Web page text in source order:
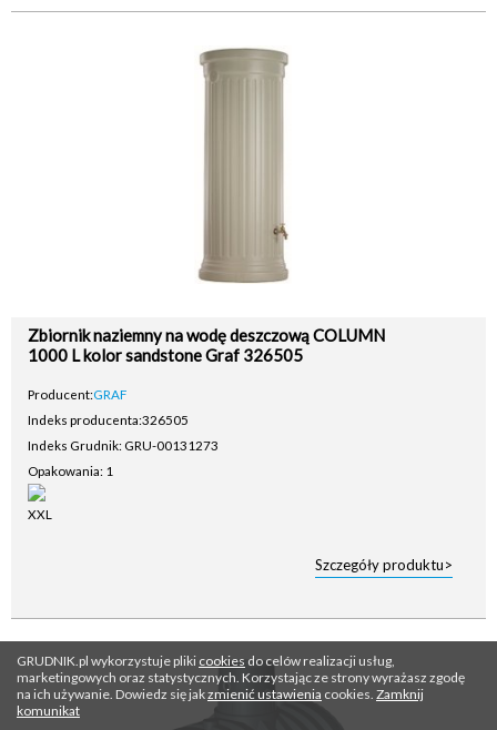
Zbiornik naziemny na wodę deszczową COLUMN
1000 L kolor sandstone Graf 326505
Producent:GRAF
Indeks producenta:326505
Indeks Grudnik: GRU-00131273
Opakowania: 1
Szczegóły produktu>
GRUDNIK.pl wykorzystuje pliki cookies do celów realizacji usług,
marketingowych oraz statystycznych. Korzystając ze strony wyrażasz zgodę
na ich używanie. Dowiedz się jakzmienić ustawienia cookies. Zamknij
komunikat